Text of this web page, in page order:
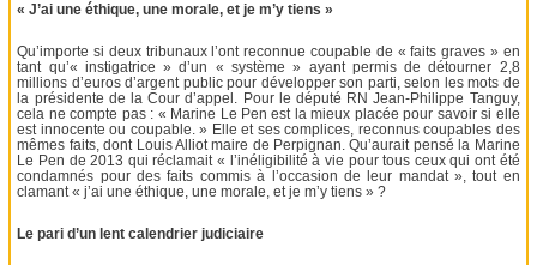
« J’ai une éthique, une morale, et je m’y tiens »
Qu’importe si deux tribunaux l’ont reconnue coupable de « faits graves » en
tant qu’« instigatrice » d’un « système » ayant permis de détourner 2,8
millions d’euros d’argent public pour développer son parti, selon les mots de
la présidente de la Cour d’appel. Pour le député RN Jean-Philippe Tanguy,
cela ne compte pas : « Marine Le Pen est la mieux placée pour savoir si elle
est innocente ou coupable. » Elle et ses complices, reconnus coupables des
mêmes faits, dont Louis Alliot maire de Perpignan. Qu’aurait pensé la Marine
Le Pen de 2013 qui réclamait « l’inéligibilité à vie pour tous ceux qui ont été
condamnés pour des faits commis à l’occasion de leur mandat », tout en
clamant « j’ai une éthique, une morale, et je m’y tiens » ?
Le pari d’un lent calendrier judiciaire